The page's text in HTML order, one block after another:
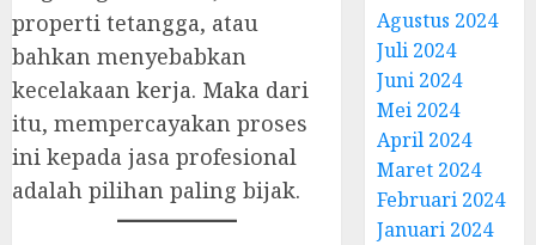
properti tetangga, atau
bahkan menyebabkan
kecelakaan kerja. Maka dari
itu, mempercayakan proses
ini kepada jasa profesional
adalah pilihan paling bijak.
Agustus 2024
Juli 2024
Juni 2024
Mei 2024
April 2024
Maret 2024
Februari 2024
Januari 2024